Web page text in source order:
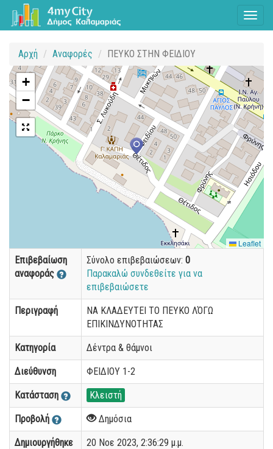
Αρχή Αναφορές ΠΕΥΚΟ ΣΤΗΝ ΦΕΙΔΙΟΥ
+
−
Leaflet
Επιβεβαίωση
αναφοράς
Σύνολο επιβεβαιώσεων: 0
Παρακαλώ συνδεθείτε για να
επιβεβαιώσετε
Περιγραφή
ΝΑ ΚΛΑΔΕΥΤΕΙ ΤΟ ΠΕΥΚΟ ΛΌΓΩ
ΕΠΙΚΙΝΔΥΝΟΤΗΤΑΣ
Κατηγορία Δέντρα & θάμνοι
Διεύθυνση ΦΕΙΔΙΟΥ 1-2
Κατάσταση Κλειστή
Προβολή Δημόσια
Δημιουργήθηκε 20 Νοε 2023, 2:36:29 μ.μ.